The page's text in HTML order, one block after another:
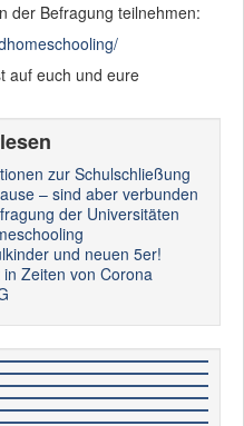
der Befragung teilnehmen:
auf euch und eure
zur Schulschließung
– sind aber verbunden
der Universitäten
und neuen 5er!
Zeiten von Corona